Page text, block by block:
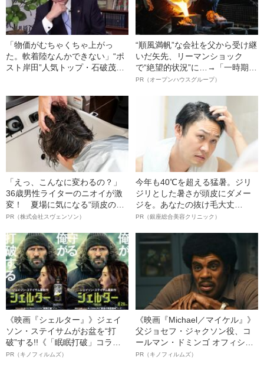
「物価がむちゃくちゃ上がっ
た。軟着陸なんかできない」“ポ
スト岸田”人気トップ・石破茂元
“順風満帆”な会社を父から受け継
いだ矢先、リーマンショック
で“絶望的状況”に…→「一時期は
納品3年待ち」のヒット商品を生
明かす、“逆転の戦術”
PR（オープンハウスグループ）
「えっ、こんなに変わるの？」
36歳男性ライターのニオイが激
変！ 夏場に気になる“頭皮のニ
オイ”や“ベタつき”を解消す
ト”が生み出した徹底ケアとは
PR（株式会社スヴェンソン）
今年も40℃を超える猛暑。ジリ
ジリとした暑さが頭皮にダメー
ジを。あなたの抜け毛大丈
夫！？
PR（銀座総合美容クリニック）
《映画『シェルター』》ジェイ
ソン・ステイサムがお盆を“打
破”する!!《「眠眠打破」コラ
ボ》
PR（キノフィルムズ）
《映画『Michael／マイケル』》
父ジョセフ・ジャクソン役、コ
ールマン・ドミンゴ オフィシャ
ルインタビュー“観客を魅了した
PR（キノフィルムズ）